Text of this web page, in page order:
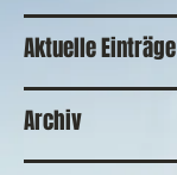
Aktuelle Einträge
Archiv